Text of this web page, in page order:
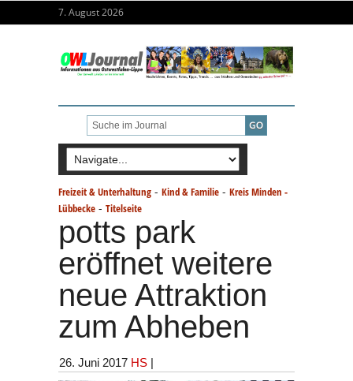
7. August 2026
Freizeit & Unterhaltung - Kind & Familie - Kreis Minden -
Lübbecke - Titelseite
potts park
eröffnet weitere
neue Attraktion
zum Abheben
26. Juni 2017 HS |